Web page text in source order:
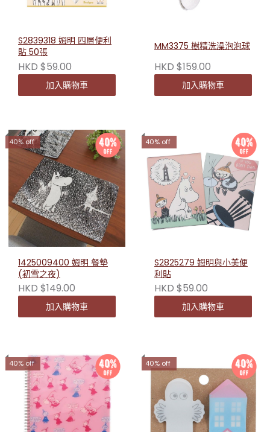
S2839318 姆明 四層便利
貼 50張
HKD $59.00
加入購物車
MM3375 樹精洗澡泡泡球
HKD $159.00
加入購物車
40% off
1425009400 姆明 餐墊
(初雪之夜)
HKD $149.00
加入購物車
40% off
S2825279 姆明與小美便
利貼
HKD $59.00
加入購物車
40% off 40% off